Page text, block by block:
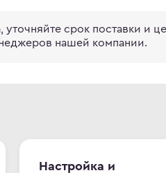
уточняйте срок поставки и
нашей компании.
Настройка и